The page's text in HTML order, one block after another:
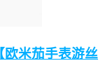
欧米茄手表游丝